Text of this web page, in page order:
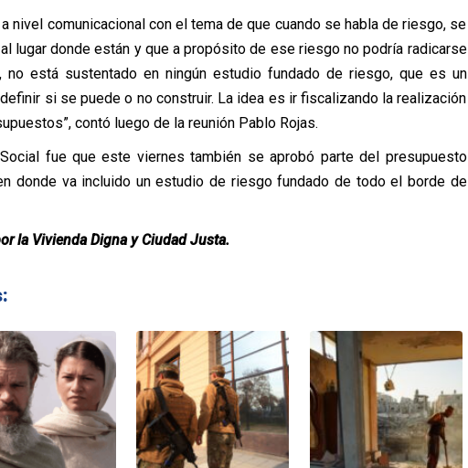
nivel comunicacional con el tema de que cuando se habla de riesgo, se
lugar donde están y que a propósito de ese riesgo no podría radicarse
no está sustentado en ningún estudio fundado de riesgo, que es un
si se puede o no construir. La idea es ir fiscalizando la realización
contó luego de la reunión Pablo Rojas.
fue que este viernes también se aprobó parte del presupuesto
donde va incluido un estudio de riesgo fundado de todo el borde de
la Vivienda Digna y Ciudad Justa.